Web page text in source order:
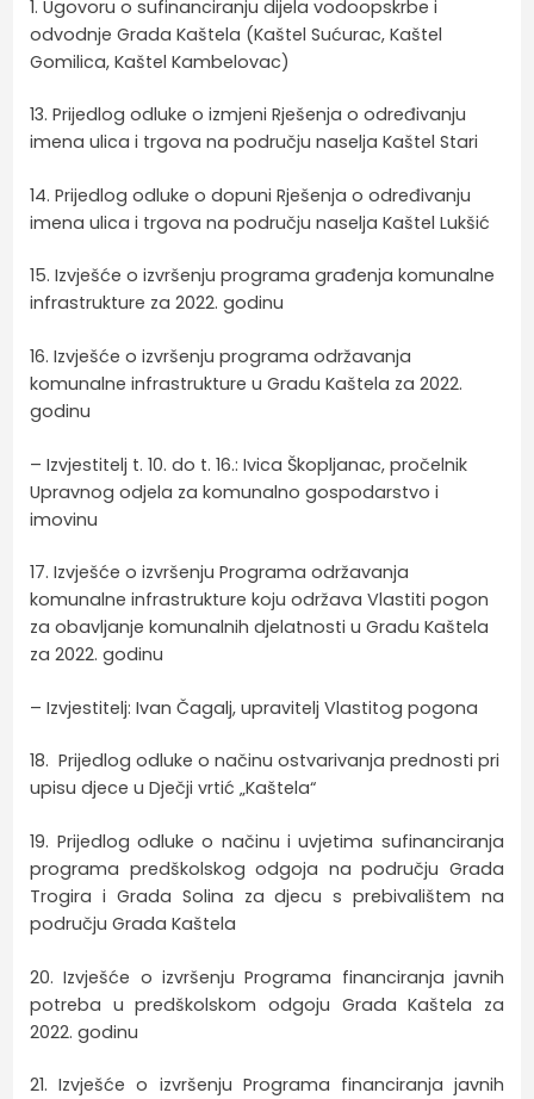
1. Ugovoru o sufinanciranju dijela vodoopskrbe i
odvodnje Grada Kaštela (Kaštel Sućurac, Kaštel
Gomilica, Kaštel Kambelovac)
13. Prijedlog odluke o izmjeni Rješenja o određivanju
imena ulica i trgova na području naselja Kaštel Stari
14. Prijedlog odluke o dopuni Rješenja o određivanju
imena ulica i trgova na području naselja Kaštel Lukšić
15. Izvješće o izvršenju programa građenja komunalne
infrastrukture za 2022. godinu
16. Izvješće o izvršenju programa održavanja
komunalne infrastrukture u Gradu Kaštela za 2022.
godinu
– Izvjestitelj t. 10. do t. 16.: Ivica Škopljanac, pročelnik
Upravnog odjela za komunalno gospodarstvo i
imovinu
17. Izvješće o izvršenju Programa održavanja
komunalne infrastrukture koju održava Vlastiti pogon
za obavljanje komunalnih djelatnosti u Gradu Kaštela
za 2022. godinu
– Izvjestitelj: Ivan Čagalj, upravitelj Vlastitog pogona
18. Prijedlog odluke o načinu ostvarivanja prednosti pri
upisu djece u Dječji vrtić „Kaštela“
19. Prijedlog odluke o načinu i uvjetima sufinanciranja
programa predškolskog odgoja na području Grada
Trogira i Grada Solina za djecu s prebivalištem na
području Grada Kaštela
20. Izvješće o izvršenju Programa financiranja javnih
potreba u predškolskom odgoju Grada Kaštela za
2022. godinu
21. Izvješće o izvršenju Programa financiranja javnih